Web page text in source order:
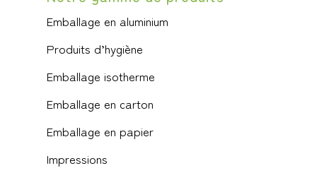
Emballage en aluminium
Produits d’hygiène
Emballage isotherme
Emballage en carton
Emballage en papier
Impressions